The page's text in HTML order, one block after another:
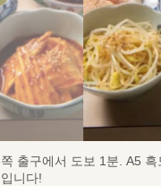
출구에서 도보 1분. A5
니다!